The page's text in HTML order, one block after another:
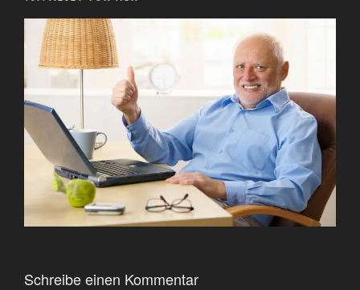
Schreibe einen Kommentar